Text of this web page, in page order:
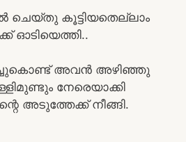
ചെയ്തു കൂട്ടിയതെല്ലാം
ഓടിയെത്തി..
അവൻ അഴിഞ്ഞു
നേരെയാക്കി
അടുത്തേക്ക് നീങ്ങി.